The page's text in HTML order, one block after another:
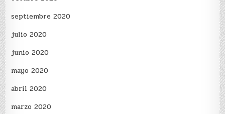
septiembre 2020
julio 2020
junio 2020
mayo 2020
abril 2020
marzo 2020